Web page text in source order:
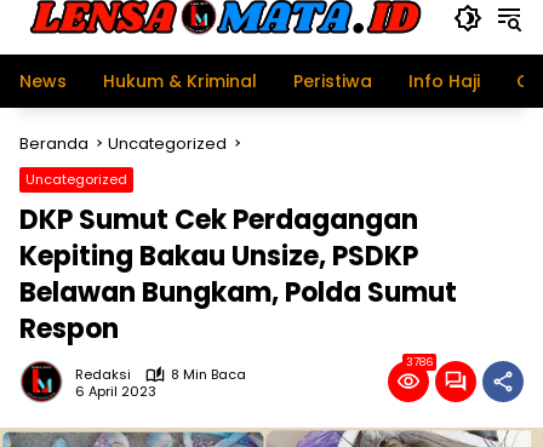
News Hukum & Kriminal Peristiwa Info Haji
Beranda Uncategorized
Uncategorized
DKP Sumut Cek Perdagangan
Kepiting Bakau Unsize, PSDKP
Belawan Bungkam, Polda Sumut
Respon
Redaksi
8 Min Baca
6 April 2023
3786